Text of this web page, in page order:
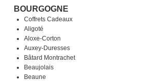
BOURGOGNE
Coffrets Cadeaux
Aligoté
Aloxe-Corton
Auxey-Duresses
Bâtard Montrachet
Beaujolais
Beaune